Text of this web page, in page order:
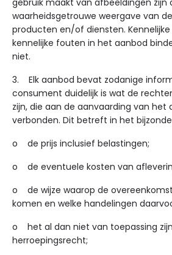
gebruik maakt van afbeeldingen zijn
waarheidsgetrouwe weergave van
producten en/of diensten.
kennelijke fouten in het aanbod
niet.
3. Elk aanbod bevat zodanige
consument duidelijk is wat de
zijn, die aan de aanvaarding van het
verbonden. Dit betreft in het
o de prijs inclusief belastingen;
o de eventuele kosten van
o de wijze waarop de
komen en welke handelingen
o het al dan niet van toepassing
herroepingsrecht;